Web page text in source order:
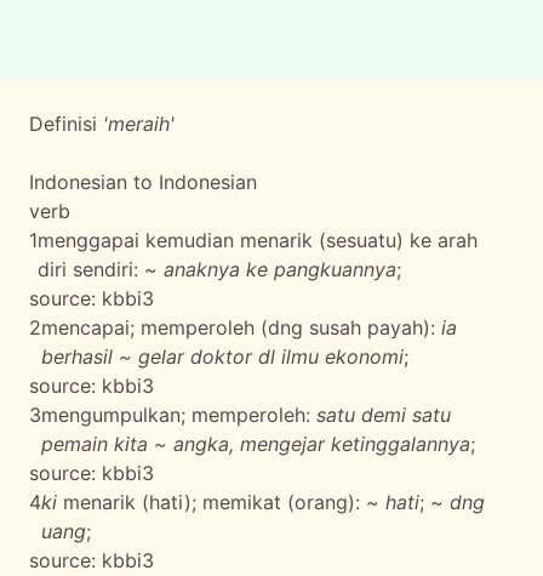
Definisi 'meraih'
Indonesian to Indonesian
verb
1menggapai kemudian menarik (sesuatu) ke arah
diri sendiri: ~ anaknya ke pangkuannya;
source: kbbi3
2mencapai; memperoleh (dng susah payah): ia
berhasil ~ gelar doktor dl ilmu ekonomi;
source: kbbi3
3mengumpulkan; memperoleh: satu demi satu
pemain kita ~ angka, mengejar ketinggalannya;
source: kbbi3
4ki menarik (hati); memikat (orang): ~ hati; ~ dng
uang;
source: kbbi3